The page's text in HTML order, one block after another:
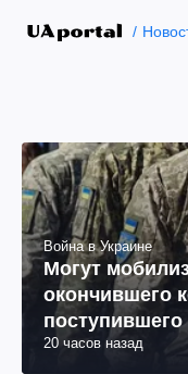
Война в Украине
Могут
окончившего
юриста
20 часов назад